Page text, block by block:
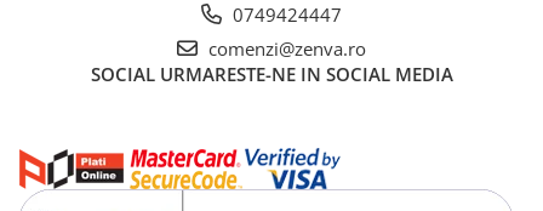
0749424447
comenzi@zenva.ro
SOCIAL URMARESTE-NE IN SOCIAL MEDIA